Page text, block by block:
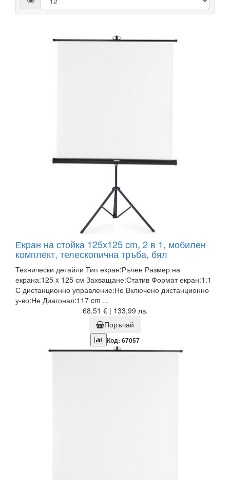
Екран на стойка 125x125 cm, 2 в 1, мобилен
комплект, телескопична тръба, бял
Технически детайли Тип екран:Ръчен Размер на
екрана:125 x 125 см Захващане:Статив Формат екран:1:1
С дистанционно управление:Не Включено дистанционно
у-во:Не Диагонал:117 cm ...
68,51 € | 133,99 лв.
Поръчай
Код: 67057